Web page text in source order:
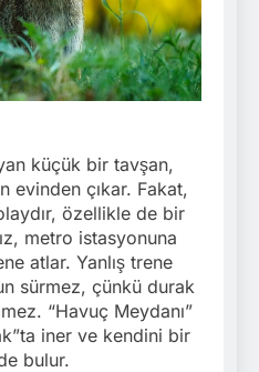
küçük bir tavşan,
evinden çıkar. Fakat,
özellikle de bir
metro istasyonuna
atlar. Yanlış trene
sürmez, çünkü durak
“Havuç Meydanı”
iner ve kendini bir
bulur.